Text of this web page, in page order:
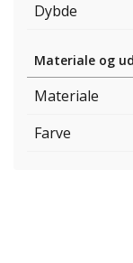
Dybde
Materiale og
Materiale
Farve